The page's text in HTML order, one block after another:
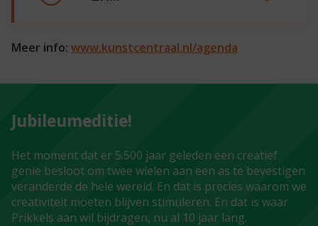
Meer info: www.kunstcentraal.nl/agenda
Jubileumeditie!
Het moment dat er 5.500 jaar geleden een creatief
genie besloot om twee wielen aan een as te bevestigen
veranderde de hele wereld. En dat is precies waarom we
creativiteit moeten blijven stimuleren. En dat is waar
Prikkels aan wil bijdragen, nu al 10 jaar lang.